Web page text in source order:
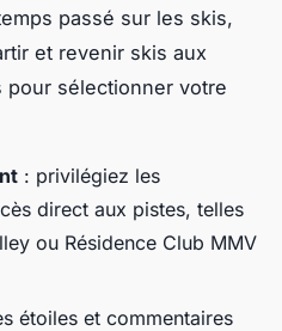
passé sur les skis,
et revenir skis aux
pour sélectionner votre
: privilégiez les
direct aux pistes, telles
ou Résidence Club MMV
étoiles et commentaires